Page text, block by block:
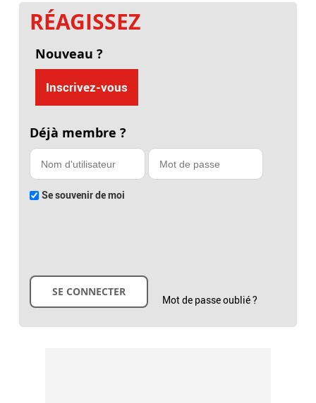
RÉAGISSEZ
Nouveau ?
Inscrivez-vous
Déjà membre ?
Se souvenir de moi
Mot de passe oublié ?